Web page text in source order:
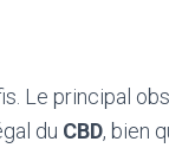
Le principal
du CBD, bien